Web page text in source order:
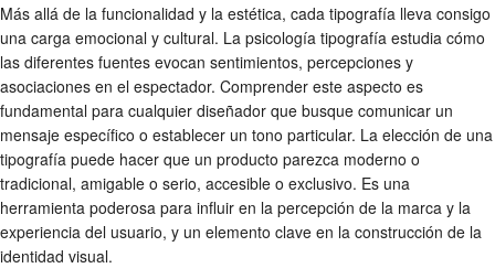
Más allá de la funcionalidad y la estética, cada tipografía lleva consigo
una carga emocional y cultural. La psicología tipografía estudia cómo
las diferentes fuentes evocan sentimientos, percepciones y
asociaciones en el espectador. Comprender este aspecto es
fundamental para cualquier diseñador que busque comunicar un
mensaje específico o establecer un tono particular. La elección de una
tipografía puede hacer que un producto parezca moderno o
tradicional, amigable o serio, accesible o exclusivo. Es una
herramienta poderosa para influir en la percepción de la marca y la
experiencia del usuario, y un elemento clave en la construcción de la
identidad visual.